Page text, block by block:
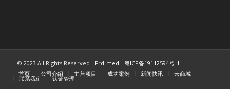
© 2023 All Rights Reserved - Frd-med - 粤ICP备19112594号-1
首页
公司介绍 主营项目 成功案例 新闻快讯 云商城
联系我们 认证管理